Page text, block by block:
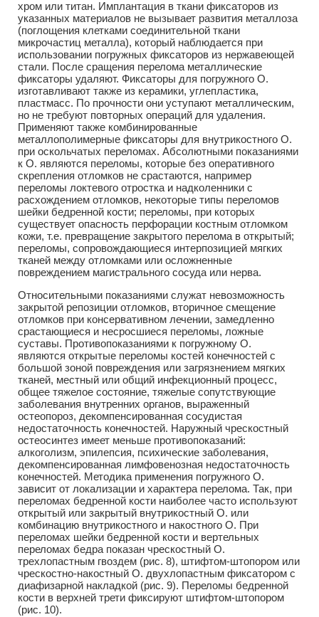
хром или титан. Имплантация в ткани фиксаторов из
указанных материалов не вызывает развития металлоза
(поглощения клетками соединительной ткани
микрочастиц металла), который наблюдается при
использовании погружных фиксаторов из нержавеющей
стали. После сращения перелома металлические
фиксаторы удаляют. Фиксаторы для погружного О.
изготавливают также из керамики, углепластика,
пластмасс. По прочности они уступают металлическим,
но не требуют повторных операций для удаления.
Применяют также комбинированные
металлополимерные фиксаторы для внутрикостного О.
при оскольчатых переломах. Абсолютными показаниями
к О. являются переломы, которые без оперативного
скрепления отломков не срастаются, например
переломы локтевого отростка и надколенники с
расхождением отломков, некоторые типы переломов
шейки бедренной кости; переломы, при которых
существует опасность перфорации костным отломком
кожи, т.е. превращение закрытого перелома в открытый;
переломы, сопровождающиеся интерпозицией мягких
тканей между отломками или осложненные
повреждением магистрального сосуда или нерва.
Относительными показаниями служат невозможность
закрытой репозиции отломков, вторичное смещение
отломков при консервативном лечении, замедленно
срастающиеся и несросшиеся переломы, ложные
суставы. Противопоказаниями к погружному О.
являются открытые переломы костей конечностей с
большой зоной повреждения или загрязнением мягких
тканей, местный или общий инфекционный процесс,
общее тяжелое состояние, тяжелые сопутствующие
заболевания внутренних органов, выраженный
остеопороз, декомпенсированная сосудистая
недостаточность конечностей. Наружный чрескостный
остеосинтез имеет меньше противопоказаний:
алкоголизм, эпилепсия, психические заболевания,
декомпенсированная лимфовенозная недостаточность
конечностей. Методика применения погружного О.
зависит от локализации и характера перелома. Так, при
переломах бедренной кости наиболее часто используют
открытый или закрытый внутрикостный О. или
комбинацию внутрикостного и накостного О. При
переломах шейки бедренной кости и вертельных
переломах бедра показан чрескостный О.
трехлопастным гвоздем (рис. 8), штифтом-штопором или
чрескостно-накостный О. двухлопастным фиксатором с
диафизарной накладкой (рис. 9). Переломы бедренной
кости в верхней трети фиксируют штифтом-штопором
(рис. 10).